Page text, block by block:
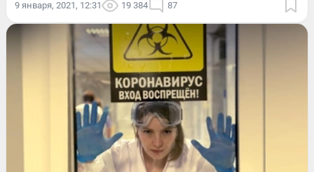
9 января, 2021, 12:31 19 384 87